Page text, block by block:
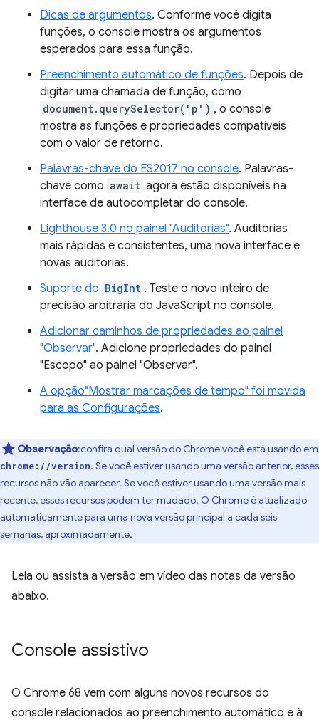
Dicas de argumentos. Conforme você digita
funções, o console mostra os argumentos
esperados para essa função.
Preenchimento automático de funções. Depois de
digitar uma chamada de função, como
document.querySelector('p') , o console
mostra as funções e propriedades compatíveis
com o valor de retorno.
Palavras-chave do ES2017 no console. Palavras-
chave como await agora estão disponíveis na
interface de autocompletar do console.
Lighthouse 3.0 no painel "Auditorias". Auditorias
mais rápidas e consistentes, uma nova interface e
novas auditorias.
Suporte do BigInt . Teste o novo inteiro de
precisão arbitrária do JavaScript no console.
Adicionar caminhos de propriedades ao painel
"Observar". Adicione propriedades do painel
"Escopo" ao painel "Observar".
A opção"Mostrar marcações de tempo" foi movida
para as Configurações.
Observação:confira qual versão do Chrome você está usando em
chrome://version. Se você estiver usando uma versão anterior, esses
recursos não vão aparecer. Se você estiver usando uma versão mais
recente, esses recursos podem ter mudado. O Chrome é atualizado
automaticamente para uma nova versão principal a cada seis
semanas, aproximadamente.
Leia ou assista a versão em vídeo das notas da versão
abaixo.
Console assistivo
O Chrome 68 vem com alguns novos recursos do
console relacionados ao preenchimento automático e à